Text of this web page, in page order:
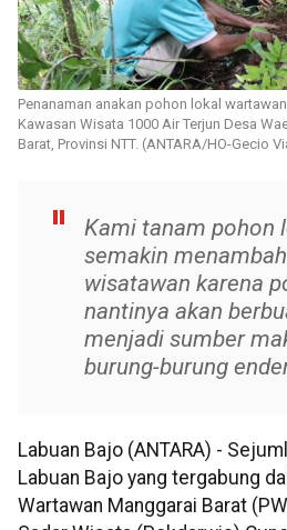
Penanaman anakan pohon lokal
Kawasan Wisata 1000 Air Terjun Desa
Barat, Provinsi NTT. (ANTARA/HO-Gecio
Kami tanam pohon
semakin
wisatawan karena
nantinya akan
menjadi sumber
burung-burung
Labuan Bajo (ANTARA) -
Labuan Bajo yang tergabung
Wartawan Manggarai Barat